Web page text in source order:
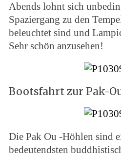
Abends lohnt sich
Spaziergang zu den
beleuchtet sind und
Sehr schön anzusehen!
Bootsfahrt zur Pak-
Die Pak Ou -Höhlen sind
bedeutendsten